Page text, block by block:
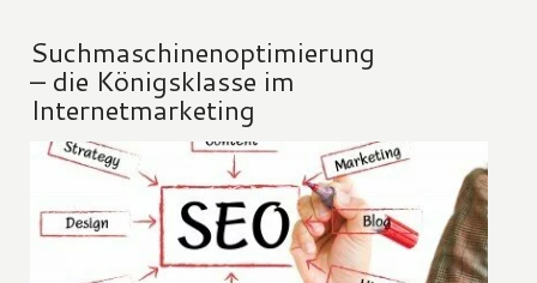
Suchmaschinenoptimierung
– die Königsklasse im
Internetmarketing